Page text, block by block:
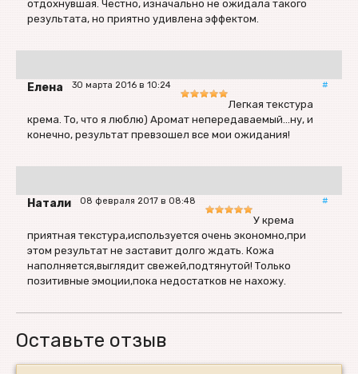
отдохнувшая. Честно, изначально не ожидала такого
результата, но приятно удивлена эффектом.
Елена 30 марта 2016 в 10:24 #
Легкая текстура
крема. То, что я люблю) Аромат непередаваемый...ну, и
конечно, результат превзошел все мои ожидания!
Натали 08 февраля 2017 в 08:48 #
У крема
приятная текстура,используется очень экономно,при
этом результат не заставит долго ждать. Кожа
наполняется,выглядит свежей,подтянутой! Только
позитивные эмоции,пока недостатков не нахожу.
Оставьте отзыв